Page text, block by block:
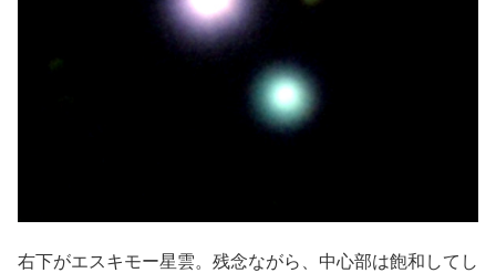
右下がエスキモー星雲。残念ながら、中心部は飽和してし